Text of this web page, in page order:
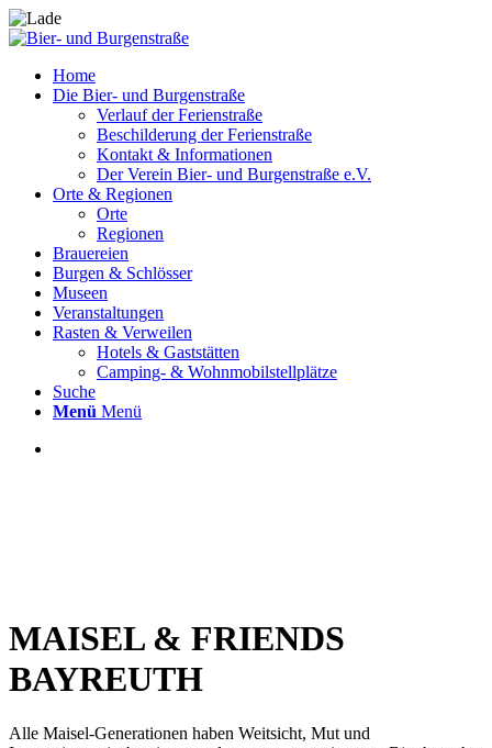
Home
Die Bier- und Burgenstraße
Verlauf der Ferienstraße
Beschilderung der Ferienstraße
Kontakt & Informationen
Der Verein Bier- und Burgenstraße e.V.
Orte & Regionen
Orte
Regionen
Brauereien
Burgen & Schlösser
Museen
Veranstaltungen
Rasten & Verweilen
Hotels & Gaststätten
Camping- & Wohnmobilstellplätze
Suche
Menü Menü
MAISEL & FRIENDS
BAYREUTH
Alle Maisel-Generationen haben Weitsicht, Mut und